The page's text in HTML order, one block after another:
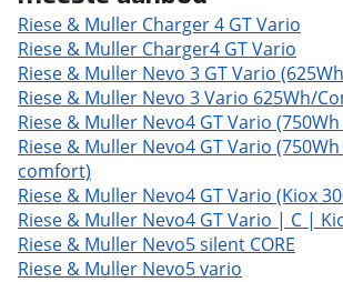
Riese & Muller Charger 4 GT Vario
Riese & Muller Charger4 GT Vario
Riese & Muller Nevo 3 GT Vario
Riese & Muller Nevo 3 Vario 625Wh/
Riese & Muller Nevo4 GT Vario
Riese & Muller Nevo4 GT Vario
comfort)
Riese & Muller Nevo4 GT Vario (Kiox
Riese & Muller Nevo4 GT Vario | C |
Riese & Muller Nevo5 silent CORE
Riese & Muller Nevo5 vario